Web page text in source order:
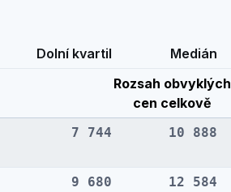
Dolní kvartil Medián
Rozsah obvyklých
cen celkově
7 744 10 888
9 680 12 584